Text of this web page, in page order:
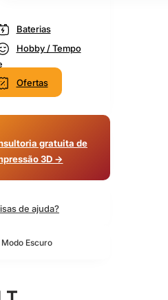
Baterias
Hobby / Tempo
Ofertas
gratuita de
3D →
de ajuda?
Escuro